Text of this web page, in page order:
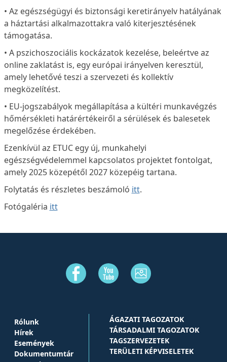
• Az egészségügyi és biztonsági keretirányelv hatályának
a háztartási alkalmazottakra való kiterjesztésének
támogatása.
• A pszichoszociális kockázatok kezelése, beleértve az
online zaklatást is, egy európai irányelven keresztül,
amely lehetővé teszi a szervezeti és kollektív
megközelítést.
• EU-jogszabályok megállapítása a kültéri munkavégzés
hőmérsékleti határértékeiről a sérülések és balesetek
megelőzése érdekében.
Ezenkívül az ETUC egy új, munkahelyi
egészségvédelemmel kapcsolatos projektet fontolgat,
amely 2025 közepétől 2027 közepéig tartana.
Folytatás és részletes beszámoló itt.
Fotógaléria itt
Rólunk
Hírek
Események
Dokumentumtár
ÁGAZATI TAGOZATOK
TÁRSADALMI TAGOZATOK
TAGSZERVEZETEK
TERÜLETI KÉPVISELETEK